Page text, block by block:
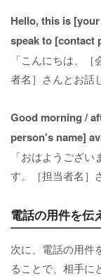
Hello, this is
speak to [contact
「こんにちは、
者名］さんとお話
Good morning /
person's name]
「おはようござ
す。［担当者名］
電話の用件を伝
次に、電話の用件
ることで、相手に